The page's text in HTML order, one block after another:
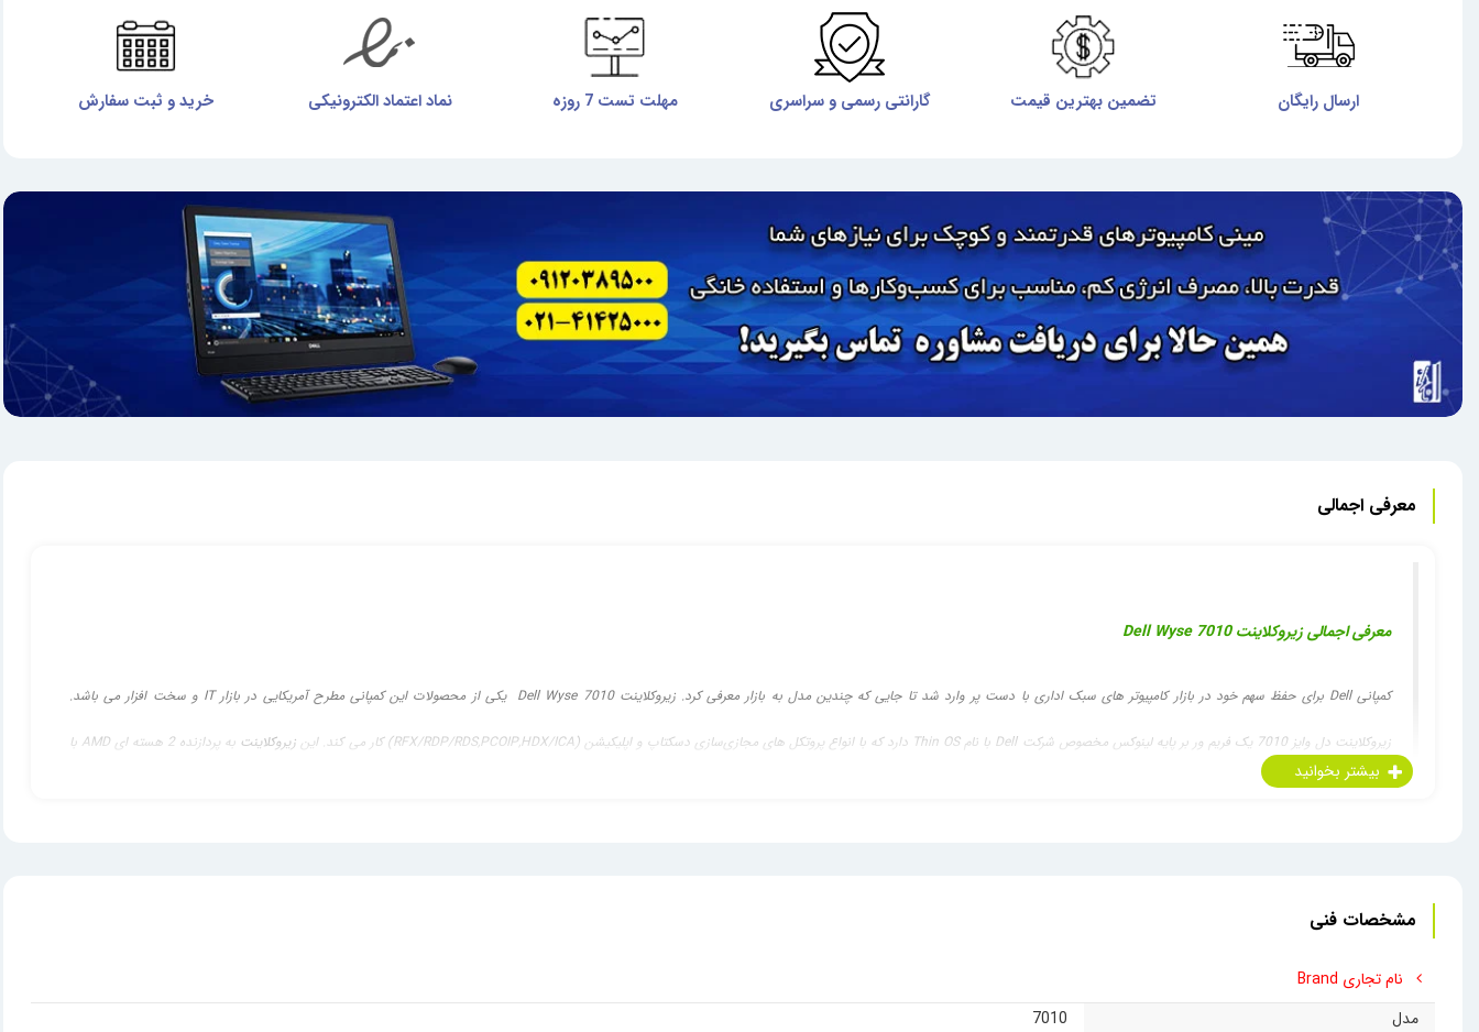
ارسال رایگان تضمین بهترین قیمت گارانتی رسمی و سراسری مهلت تست 7 روزه نماد اعتماد الکترونیکی خرید و ثبت سفارش
معرفی اجمالی
معرفی اجمالیزیروکلاینت Dell Wyse 7010
کمپانی Dell برای حفظ سهم خود در بازار کامپیوتر های سبک اداری با دست پر وارد شد تا جایی که چندین مدل به بازار معرفی کرد. زیروکلاینت Dell Wyse 7010 یکی از محصولات این کمپانی مطرح آمریکایی در بازار IT و سخت افزار می باشد.
زیروکلاینت دل وایز 7010 یک فریم ور بر پایه لینوکس مخصوص شرکت Dell با نام Thin OS دارد که با انواع پروتکل های مجازی‌سازی دسکتاپ و اپلیکیشن (RFX/RDP/RDS,PCOIP,HDX/ICA) کار می کند. این زیروکلاینت به پردازنده 2 هسته ای AMD با
فرکانس 1.65 گیگاهرتز و گرافیک Onboard مدل HD 6320 مجهز شده است که کیفیت تصویر FULL HD را روی دو مانیتور همزمان ارایه می دهد که یک پکیج اداری مناسب را با کارکردی روان برای مشتریان به ارمغان می آورد. به علاوه این
مشخصات فنی
نام تجاری Brand
مدل
7010